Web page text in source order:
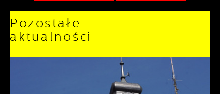
Pozostałe
aktualności